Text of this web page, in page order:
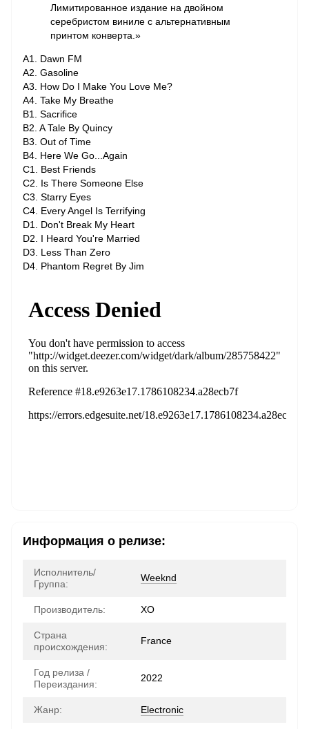
Лимитированное издание на двойном
серебристом виниле с альтернативным
принтом конверта.»
A1. Dawn FM
A2. Gasoline
A3. How Do I Make You Love Me?
A4. Take My Breathe
B1. Sacrifice
B2. A Tale By Quincy
B3. Out of Time
B4. Here We Go...Again
C1. Best Friends
C2. Is There Someone Else
C3. Starry Eyes
C4. Every Angel Is Terrifying
D1. Don't Break My Heart
D2. I Heard You're Married
D3. Less Than Zero
D4. Phantom Regret By Jim
Информация о релизе:
Исполнитель/
Группа:
Weeknd
Производитель: XO
Страна
происхождения:
France
Год релиза /
Переиздания:
2022
Жанр: Electronic